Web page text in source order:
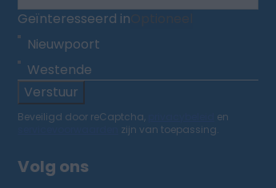
Geïnteresseerd in
Nieuwpoort
Westende
Verstuur
Beveiligd door reCaptcha,
en
zijn van toepassing.
Volg ons